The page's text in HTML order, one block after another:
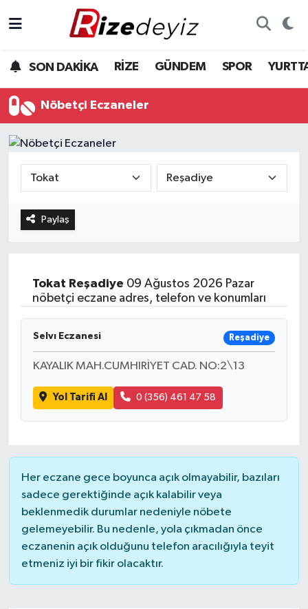
SON DAKİKA RİZE GÜNDEM SPOR
Nöbetçi Eczaneler
Paylaş
Tokat Reşadiye 09 Ağustos 2026 Pazar
nöbetçi eczane adres, telefon ve konumları
Selvı Eczanesi Reşadiye
KAYALIK MAH.CUMHIRİYET CAD. NO:2\13
Yol Tarifi Al 0 (356) 461 47 58
Her eczane gece boyunca açık olmayabilir, bazıları
sadece gerektiğinde açık kalabilir veya
beklenmedik durumlar nedeniyle nöbete
gelemeyebilir. Bu nedenle, yola çıkmadan önce
eczanenin açık olduğunu telefon aracılığıyla teyit
etmeniz iyi bir fikir olacaktır.
Gündem
Yurttan Haberler
Teknoloji
Sağlık
Rize Hava Durumu
Rize Trafik Yoğunluk Haritası
Tüm Manşetler
Son Dakika Haberleri